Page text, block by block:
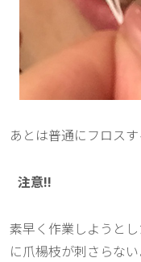
あとは普通にフロスす
注意!!
素早く作業しようと
に爪楊枝が刺さらな